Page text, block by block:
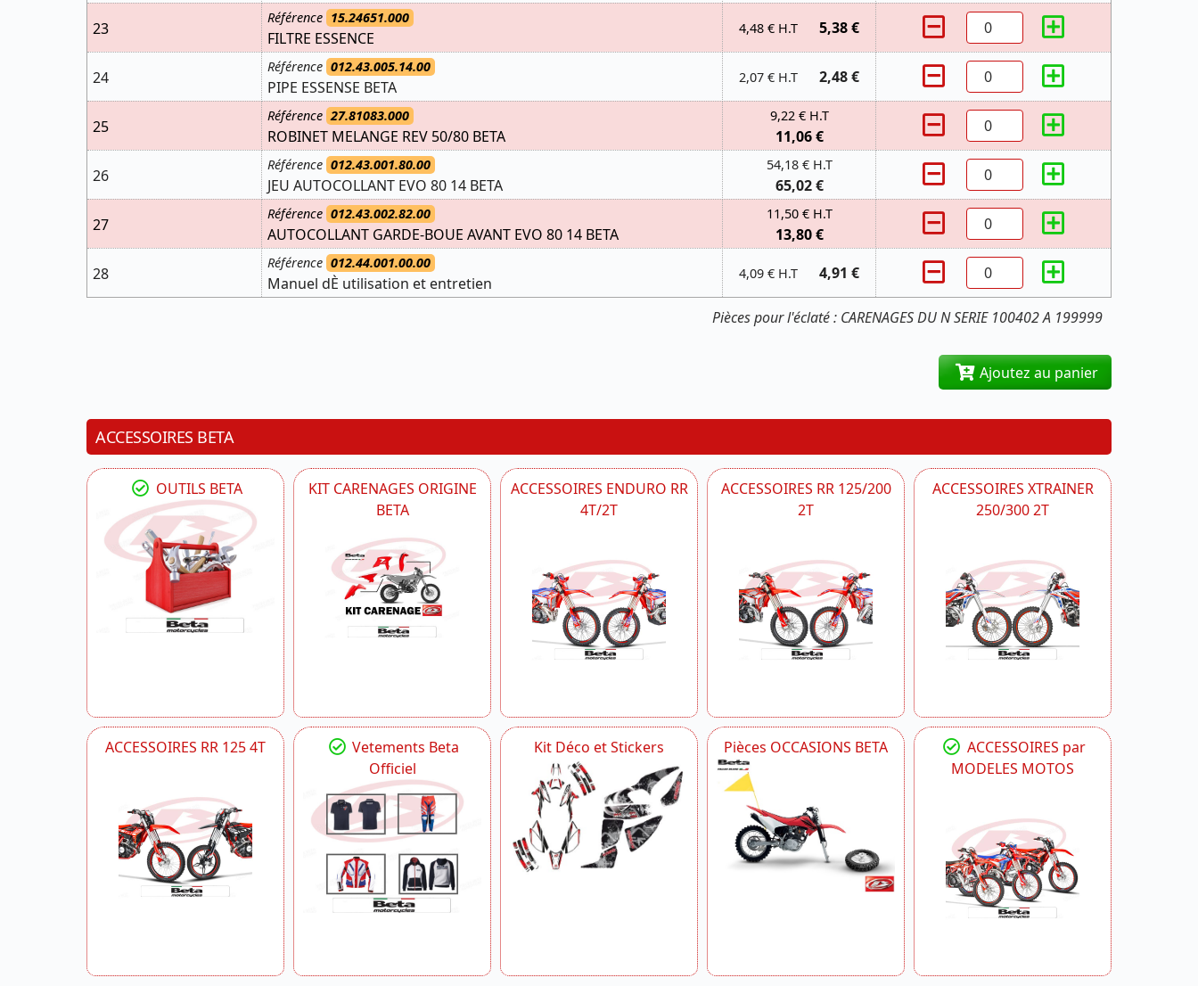
Pièces pour l'éclaté : CARENAGES DU N SERIE 100402 A 199999
23
Référence 15.24651.000
FILTRE ESSENCE
4,48 € H.T 5,38 €
24
Référence 012.43.005.14.00
PIPE ESSENSE BETA
2,07 € H.T 2,48 €
25
Référence 27.81083.000
ROBINET MELANGE REV 50/80 BETA
9,22 € H.T
11,06 €
26
Référence 012.43.001.80.00
JEU AUTOCOLLANT EVO 80 14 BETA
54,18 € H.T
65,02 €
27
Référence 012.43.002.82.00
AUTOCOLLANT GARDE-BOUE AVANT EVO 80 14 BETA
11,50 € H.T
13,80 €
28
Référence 012.44.001.00.00
Manuel dÈ utilisation et entretien
4,09 € H.T 4,91 €
Ajoutez au panier
ACCESSOIRES BETA
OUTILS BETA
KIT CARENAGES ORIGINE
BETA
ACCESSOIRES ENDURO RR
4T/2T
ACCESSOIRES RR 125/200
2T
ACCESSOIRES XTRAINER
250/300 2T
ACCESSOIRES RR 125 4T
Vetements Beta
Officiel
Kit Déco et Stickers Pièces OCCASIONS BETA
ACCESSOIRES par
MODELES MOTOS